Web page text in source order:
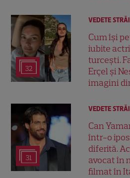
32
VEDETE
Cum își
iubite
turcești.
Erçel și
imagini
31
VEDETE
Can
într-o
diferită.
avocat în
filmat în